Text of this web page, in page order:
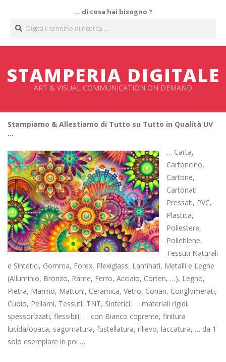
contenuto
… di cosa hai bisogno ?
STAMPERIA DIGITALE
ART & VISUAL COMMUNICATION ON DEMAND
Stampiamo & Allestiamo di Tutto su Tutto in Qualità UV
…
… Carta,
Cartoncino,
Cartone,
Cartonati
Pressati, PVC,
Plastica,
Poliestere,
Polietilene,
Tessuti Naturali
e Sintetici, Gomma, Forex, Plexiglass, Laminati, Metalli e Leghe
(Alluminio, Bronzo, Rame, Ferro, Acciaio, Corten, …), Legno,
Pietra, Marmo, Mattoni, Ceramica, Vetro, Corian, Conglomerati,
Cuoio, Pellami, Tessuti, TNT, Sintetici, … materiali rigidi,
spessorizzati, flessibili, … con Bianco coprente, finitura
lucida/opaca, sagomatura, fustellatura, rilievo, laccatura, … da 1
solo esemplare in poi …